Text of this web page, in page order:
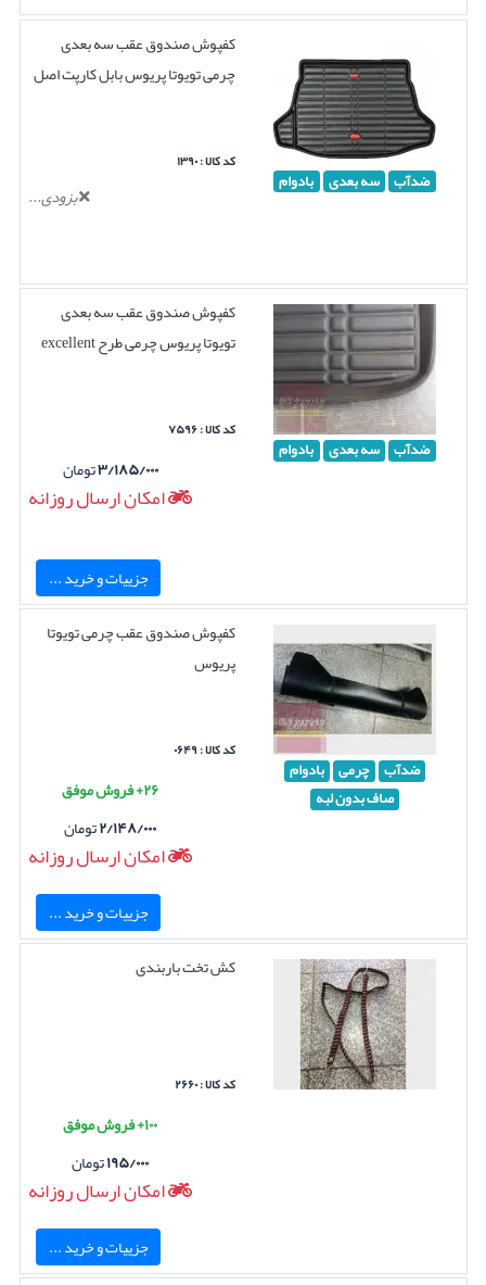
ضدآب سه بعدی بادوام
کفپوش صندوق عقب سه بعدی
چرمی تویوتا پریوس بابل کارپت اصل
کد کالا : ۱۳۹۰
بزودی...
ضدآب سه بعدی بادوام
کفپوش صندوق عقب سه بعدی
تویوتا پریوس چرمی طرح excellent
کد کالا : ۷۵۹۶
۳/۱۸۵/۰۰۰تومان
امکان ارسال روزانه
جزییات و خرید ...
ضدآب چرمی بادوام
صاف بدون لبه
کفپوش صندوق عقب چرمی تویوتا
پریوس
کد کالا : ۰۶۴۹
۲۶+ فروش موفق
۲/۱۴۸/۰۰۰تومان
امکان ارسال روزانه
جزییات و خرید ...
کش تخت باربندی
کد کالا : ۲۶۶۰
۱۰۰+ فروش موفق
۱۹۵/۰۰۰تومان
امکان ارسال روزانه
جزییات و خرید ...